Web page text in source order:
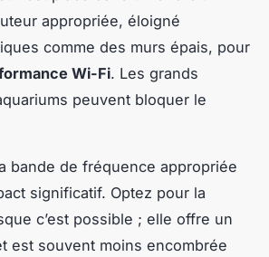
appropriée, éloigné
comme des murs épais, pour
Wi-Fi. Les grands
peuvent bloquer le
bande de fréquence appropriée
significatif. Optez pour la
c’est possible ; elle offre un
est souvent moins encombrée